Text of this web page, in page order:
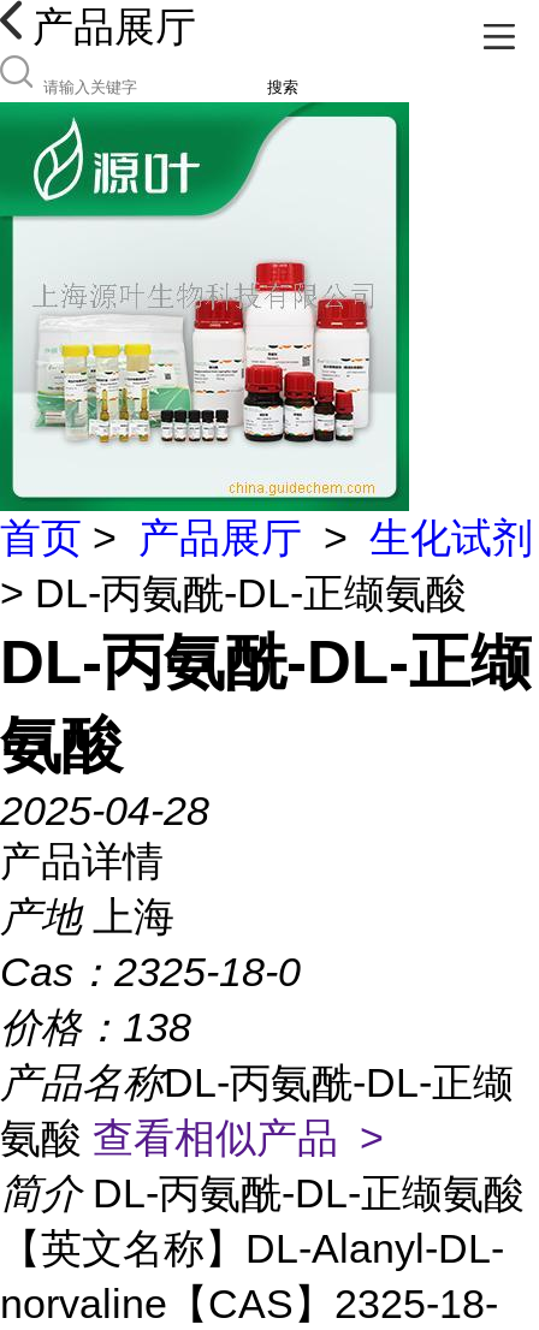
产品展厅
搜索
首页 > 产品展厅 > 生化试剂
> DL-丙氨酰-DL-正缬氨酸
DL-丙氨酰-DL-正缬
氨酸
2025-04-28
产品详情
产地
上海
Cas： 2325-18-0
价格： 138
产品名称DL-丙氨酰-DL-正缬
氨酸 查看相似产品 >
简介 DL-丙氨酰-DL-正缬氨酸
【英文名称】DL-Alanyl-DL-
norvaline【CAS】2325-18-